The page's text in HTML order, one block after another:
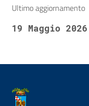
Ultimo aggiornamento
19 Maggio